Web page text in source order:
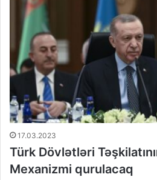
17.03.2023
Türk Dövlətləri
Mexanizmi qurulacaq